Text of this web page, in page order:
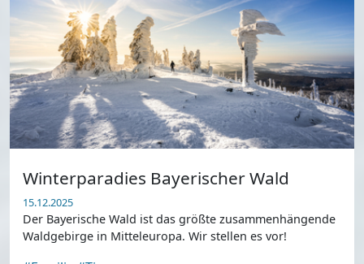
Winterparadies Bayerischer Wald
15.12.2025
Der Bayerische Wald ist das größte zusammenhängende
Waldgebirge in Mitteleuropa. Wir stellen es vor!